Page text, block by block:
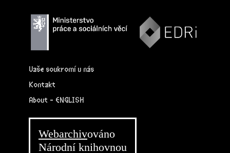
Vaše soukromí u nás
Kontakt
About - ENGLISH
Webarchivováno
Národní knihovnou